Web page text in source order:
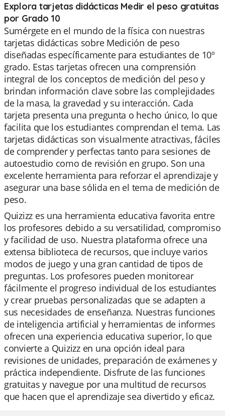
Explora tarjetas didácticas Medir el peso gratuitas
por Grado 10
Sumérgete en el mundo de la física con nuestras
tarjetas didácticas sobre Medición de peso
diseñadas específicamente para estudiantes de 10º
grado. Estas tarjetas ofrecen una comprensión
integral de los conceptos de medición del peso y
brindan información clave sobre las complejidades
de la masa, la gravedad y su interacción. Cada
tarjeta presenta una pregunta o hecho único, lo que
facilita que los estudiantes comprendan el tema. Las
tarjetas didácticas son visualmente atractivas, fáciles
de comprender y perfectas tanto para sesiones de
autoestudio como de revisión en grupo. Son una
excelente herramienta para reforzar el aprendizaje y
asegurar una base sólida en el tema de medición de
peso.
Quizizz es una herramienta educativa favorita entre
los profesores debido a su versatilidad, compromiso
y facilidad de uso. Nuestra plataforma ofrece una
extensa biblioteca de recursos, que incluye varios
modos de juego y una gran cantidad de tipos de
preguntas. Los profesores pueden monitorear
fácilmente el progreso individual de los estudiantes
y crear pruebas personalizadas que se adapten a
sus necesidades de enseñanza. Nuestras funciones
de inteligencia artificial y herramientas de informes
ofrecen una experiencia educativa superior, lo que
convierte a Quizizz en una opción ideal para
revisiones de unidades, preparación de exámenes y
práctica independiente. Disfrute de las funciones
gratuitas y navegue por una multitud de recursos
que hacen que el aprendizaje sea divertido y eficaz.